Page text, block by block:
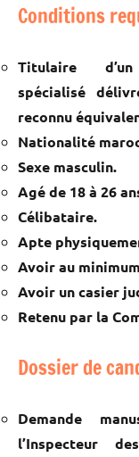
Conditions
Titulaire
spécialisé
reconnu
Nationalité
Sexe masculin.
Agé de 18 à 26
Célibataire.
Apte
Avoir au
Avoir un casier
Retenu par la
Dossier de
Demande
l’Inspecteur